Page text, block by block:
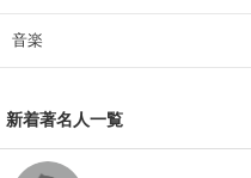
音楽
新着著名人一覧